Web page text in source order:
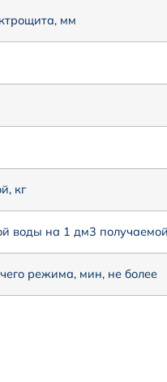
мм
кг
воды на 1 дм3
режима, мин, не более